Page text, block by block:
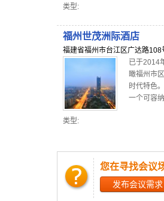
类型:
福州世茂洲际酒店
福建省福州市台江区广达路108
已于2014
瞰福州市
时代特色
一个可容
类型:
您在寻找会议
发布会议需求